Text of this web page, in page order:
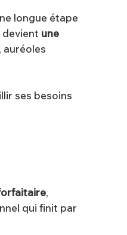
longue étape
devient une
auréoles
ses besoins
,
qui finit par